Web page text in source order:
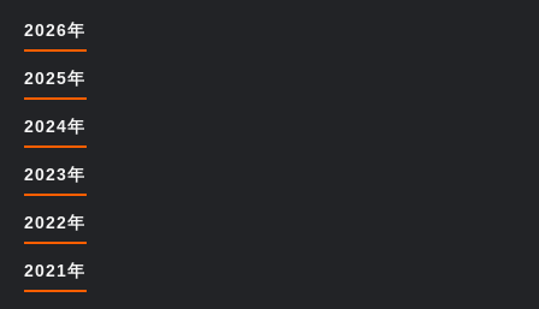
2026年
2025年
2024年
2023年
2022年
2021年